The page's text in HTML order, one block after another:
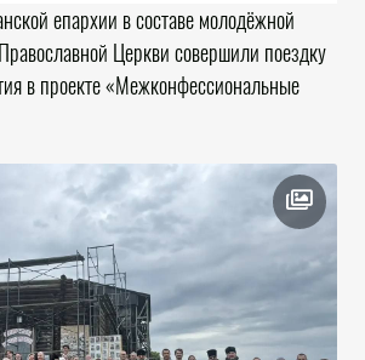
епархии в составе молодёжной
Церкви совершили поездку
в проекте «Межконфессиональные